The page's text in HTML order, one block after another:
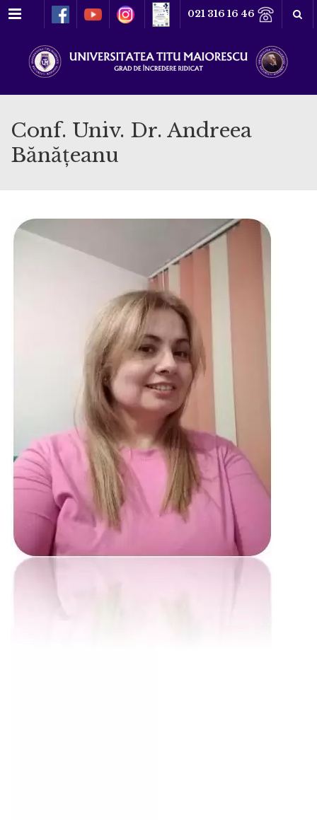
Meniu 021 316 16 46
Conf. Univ. Dr. Andreea
Bănățeanu